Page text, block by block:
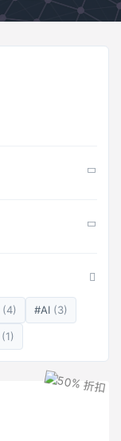
(4) #AI (3)
(1)